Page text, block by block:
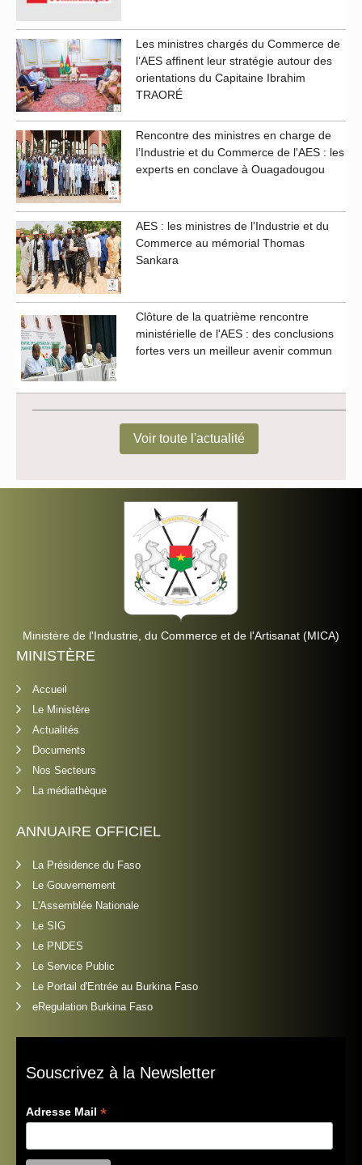
Les ministres chargés du Commerce de
l’AES affinent leur stratégie autour des
orientations du Capitaine Ibrahim
TRAORÉ
Rencontre des ministres en charge de
l’Industrie et du Commerce de l'AES : les
experts en conclave à Ouagadougou
AES : les ministres de l'Industrie et du
Commerce au mémorial Thomas
Sankara
Clôture de la quatrième rencontre
ministérielle de l'AES : des conclusions
fortes vers un meilleur avenir commun
Voir toute l'actualité
Ministère de l'Industrie, du Commerce et de l'Artisanat (MICA)
MINISTÈRE
Accueil
Le Ministère
Actualités
Documents
Nos Secteurs
La médiathèque
ANNUAIRE OFFICIEL
La Présidence du Faso
Le Gouvernement
L'Assemblée Nationale
Le SIG
Le PNDES
Le Service Public
Le Portail d'Entrée au Burkina Faso
eRegulation Burkina Faso
Souscrivez à la Newsletter
Adresse Mail*